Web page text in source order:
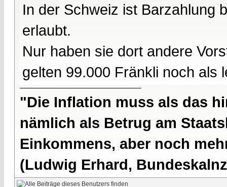
In der Schweiz ist Barzahlung
erlaubt.
Nur haben sie dort andere
gelten 99.000 Fränkli noch als
"Die Inflation muss als das
nämlich als Betrug am
Einkommens, aber noch
(Ludwig Erhard,